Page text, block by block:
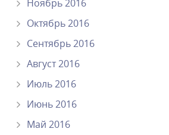
Ноябрь 2016
Октябрь 2016
Сентябрь 2016
Август 2016
Июль 2016
Июнь 2016
Май 2016